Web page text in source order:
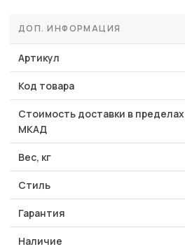
ДОП. ИНФОРМАЦИЯ
Артикул
Код товара
Стоимость доставки в пределах
МКАД
Вес, кг
Стиль
Гарантия
Наличие